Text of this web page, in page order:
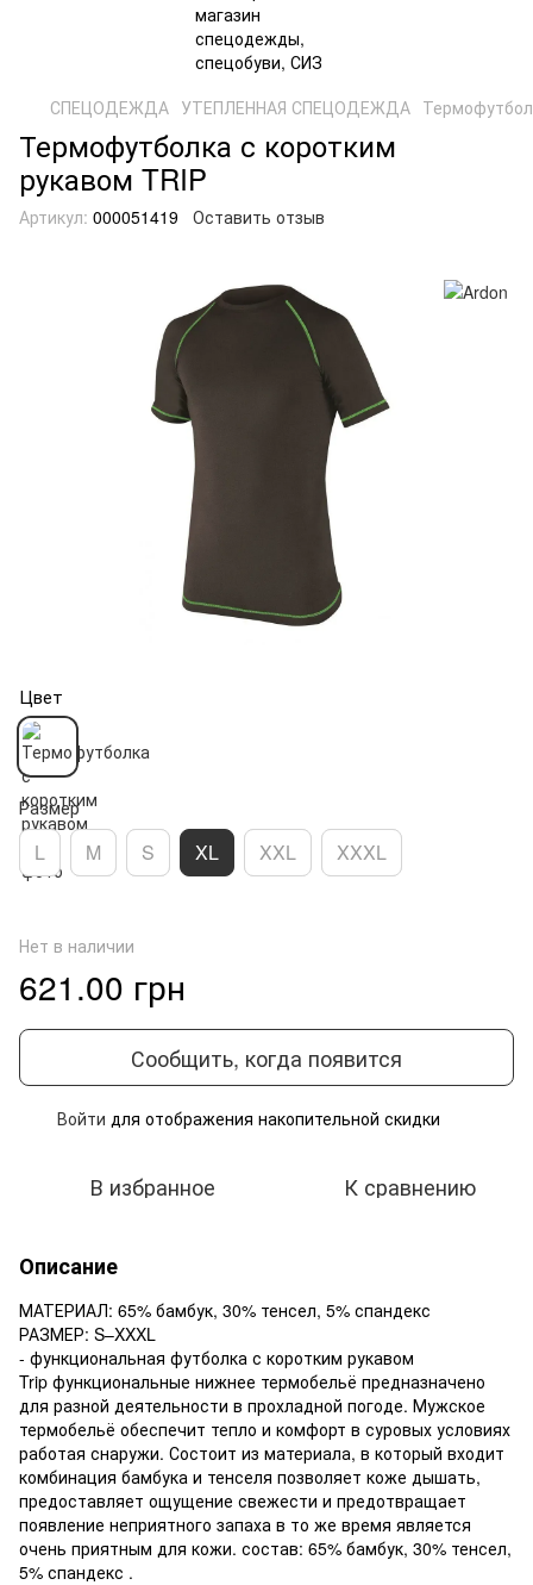
СПЕЦОДЕЖДА УТЕПЛЕННАЯ СПЕЦОДЕЖДА
Термофутболка с коротким
рукавом TRIP
Артикул: 000051419 Оставить отзыв
Цвет
Размер
L M S XL XXL XXXL
Нет в наличии
621.00 грн
Сообщить, когда появится
Войти для отображения накопительной скидки
В избранное К сравнению
Описание
МАТЕРИАЛ: 65% бамбук, 30% тенсел, 5% спандекс
РАЗМЕР: S–XXXL
- функциональная футболка с коротким рукавом
Trip функциональные нижнее термобельё предназначено
для разной деятельности в прохладной погоде. Мужское
термобельё обеспечит тепло и комфорт в суровых условиях
работая снаружи. Состоит из материала, в который входит
комбинация бамбука и тенселя позволяет коже дышать,
предоставляет ощущение свежести и предотвращает
появление неприятного запаха в то же время является
очень приятным для кожи. состав: 65% бамбук, 30% тенсел,
5% спандекс .